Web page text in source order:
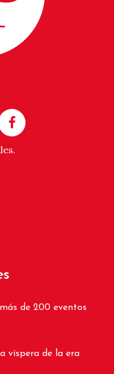
de 200 eventos
víspera de la era